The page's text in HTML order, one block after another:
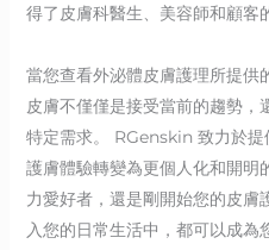
得了皮膚科醫生、美容師和顧客
當您查看外泌體皮膚護理所提供
皮膚不僅僅是接受當前的趨勢，
特定需求。 RGenskin 致力於
護膚體驗轉變為更個人化和開明
力愛好者，還是剛開始您的皮膚
入您的日常生活中，都可以成為